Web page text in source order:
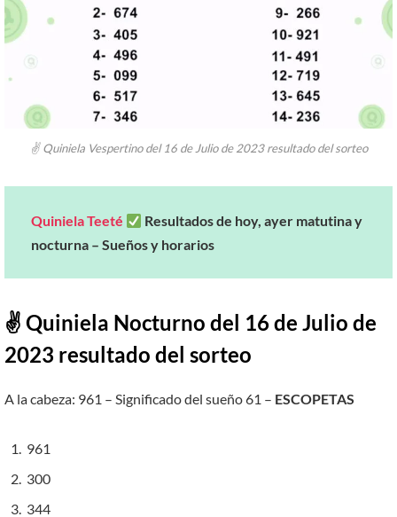
✌ Quiniela Vespertino del 16 de Julio de 2023 resultado del sorteo
Quiniela Teeté
Resultados de hoy, ayer matutina y
nocturna – Sueños y horarios
✌ Quiniela Nocturno del 16 de Julio de
2023 resultado del sorteo
A la cabeza: 961 – Significado del sueño 61 – ESCOPETAS
961
300
344